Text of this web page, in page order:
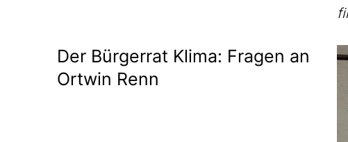
Der Bürgerrat Klima: Fragen an
Ortwin Renn